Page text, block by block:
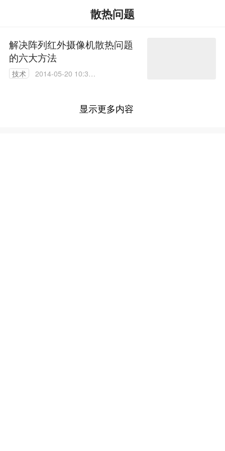
散热问题
解决阵列红外摄像机散热问题
的六大方法
技术
2014-05-20 10:38:
显示更多内容